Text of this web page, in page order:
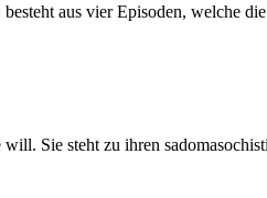
aus vier Episoden, welche
Sie steht zu ihren